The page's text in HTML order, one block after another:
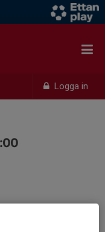
Logga in